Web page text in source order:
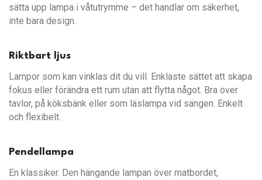
sätta upp lampa i våtutrymme – det handlar om säkerhet,
inte bara design.
Riktbart ljus
Lampor som kan vinklas dit du vill. Enklaste sättet att skapa
fokus eller förändra ett rum utan att flytta något. Bra över
tavlor, på köksbänk eller som läslampa vid sängen. Enkelt
och flexibelt.
Pendellampa
En klassiker. Den hängande lampan över matbordet,